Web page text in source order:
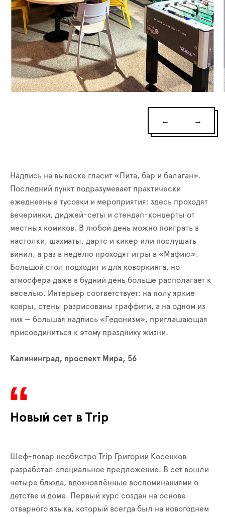
← →
Надпись на вывеске гласит «Пита, бар и балаган».
Последний пункт подразумевает практически
ежедневные тусовки и мероприятия: здесь проходят
вечеринки, диджей-сеты и стендап-концерты от
местных комиков. В любой день можно поиграть в
настолки, шахматы, дартс и кикер или послушать
винил, а раз в неделю проходят игры в «Мафию».
Большой стол подходит и для коворкинга, но
атмосфера даже в будний день больше располагает к
веселью. Интерьер соответствует: на полу яркие
ковры, стены разрисованы граффити, а на одном из
них — большая надпись «Гедонизм», приглашающая
присоединиться к этому празднику жизни.
Калининград, проспект Мира, 56
Новый сет в Trip
Шеф-повар необистро Trip Григорий Косенков
разработал специальное предложение. В сет вошли
четыре блюда, вдохновлённые воспоминаниями о
детстве и доме. Первый курс создан на основе
отварного языка, который всегда был на новогоднем